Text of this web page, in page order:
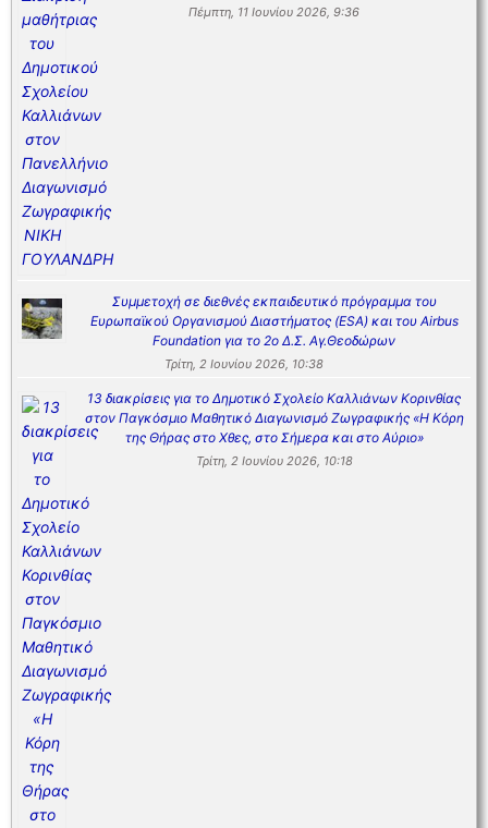
Πέμπτη, 11 Ιουνίου 2026, 9:36
Συμμετοχή σε διεθνές εκπαιδευτικό πρόγραμμα του
Ευρωπαϊκού Οργανισμού Διαστήματος (ESA) και του Airbus
Foundation για το 2ο Δ.Σ. Αγ.Θεοδώρων
Τρίτη, 2 Ιουνίου 2026, 10:38
13 διακρίσεις για το Δημοτικό Σχολείο Καλλιάνων Κορινθίας
στον Παγκόσμιο Μαθητικό Διαγωνισμό Ζωγραφικής «Η Κόρη
της Θήρας στο Χθες, στο Σήμερα και στο Αύριο»
Τρίτη, 2 Ιουνίου 2026, 10:18